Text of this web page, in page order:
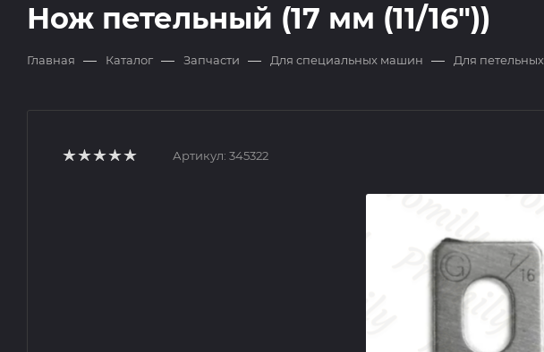
Нож петельный (17 мм (11/16"))
Главная — Каталог — Запчасти — Для специальных машин — Для петельных
Артикул: 345322